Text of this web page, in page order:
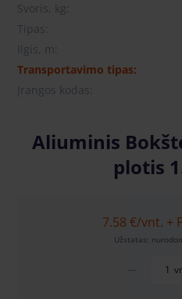
Svoris, kg:
Tipas:
Ilgis, m:
Transportavimo tipas:
Įrangos kodas:
Aliuminis
plotis
7.58 €/vnt. +
Užstatas: